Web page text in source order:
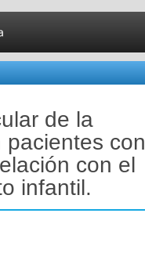
de la
pacientes con
con el
infantil.